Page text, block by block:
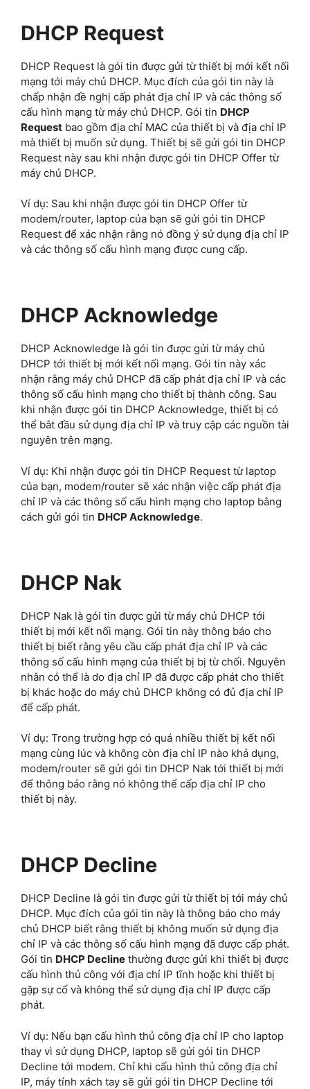
DHCP Request
DHCP Request là gói tin được gửi từ thiết bị mới kết nối
mạng tới máy chủ DHCP. Mục đích của gói tin này là
chấp nhận đề nghị cấp phát địa chỉ IP và các thông số
cấu hình mạng từ máy chủ DHCP. Gói tin DHCP
Request bao gồm địa chỉ MAC của thiết bị và địa chỉ IP
mà thiết bị muốn sử dụng. Thiết bị sẽ gửi gói tin DHCP
Request này sau khi nhận được gói tin DHCP Offer từ
máy chủ DHCP.
Ví dụ: Sau khi nhận được gói tin DHCP Offer từ
modem/router, laptop của bạn sẽ gửi gói tin DHCP
Request để xác nhận rằng nó đồng ý sử dụng địa chỉ IP
và các thông số cấu hình mạng được cung cấp.
DHCP Acknowledge
DHCP Acknowledge là gói tin được gửi từ máy chủ
DHCP tới thiết bị mới kết nối mạng. Gói tin này xác
nhận rằng máy chủ DHCP đã cấp phát địa chỉ IP và các
thông số cấu hình mạng cho thiết bị thành công. Sau
khi nhận được gói tin DHCP Acknowledge, thiết bị có
thể bắt đầu sử dụng địa chỉ IP và truy cập các nguồn tài
nguyên trên mạng.
Ví dụ: Khi nhận được gói tin DHCP Request từ laptop
của bạn, modem/router sẽ xác nhận việc cấp phát địa
chỉ IP và các thông số cấu hình mạng cho laptop bằng
cách gửi gói tin DHCP Acknowledge.
DHCP Nak
DHCP Nak là gói tin được gửi từ máy chủ DHCP tới
thiết bị mới kết nối mạng. Gói tin này thông báo cho
thiết bị biết rằng yêu cầu cấp phát địa chỉ IP và các
thông số cấu hình mạng của thiết bị bị từ chối. Nguyên
nhân có thể là do địa chỉ IP đã được cấp phát cho thiết
bị khác hoặc do máy chủ DHCP không có đủ địa chỉ IP
để cấp phát.
Ví dụ: Trong trường hợp có quá nhiều thiết bị kết nối
mạng cùng lúc và không còn địa chỉ IP nào khả dụng,
modem/router sẽ gửi gói tin DHCP Nak tới thiết bị mới
để thông báo rằng nó không thể cấp địa chỉ IP cho
thiết bị này.
DHCP Decline
DHCP Decline là gói tin được gửi từ thiết bị tới máy chủ
DHCP. Mục đích của gói tin này là thông báo cho máy
chủ DHCP biết rằng thiết bị không muốn sử dụng địa
chỉ IP và các thông số cấu hình mạng đã được cấp phát.
Gói tin DHCP Decline thường được gửi khi thiết bị được
cấu hình thủ công với địa chỉ IP tĩnh hoặc khi thiết bị
gặp sự cố và không thể sử dụng địa chỉ IP được cấp
phát.
Ví dụ: Nếu bạn cấu hình thủ công địa chỉ IP cho laptop
thay vì sử dụng DHCP, laptop sẽ gửi gói tin DHCP
Decline tới modem. Chỉ khi cấu hình thủ công địa chỉ
IP, máy tính xách tay sẽ gửi gói tin DHCP Decline tới